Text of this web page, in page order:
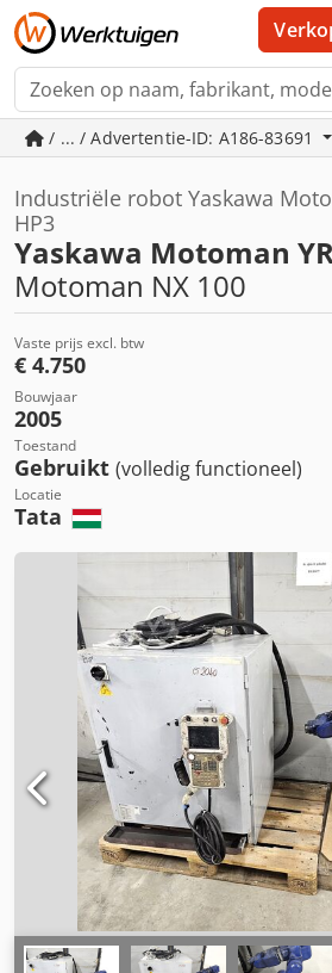
/ ... / Advertentie-ID: A186-83691
Industriële robot Yaskawa
HP3
Yaskawa Motoman
Motoman NX 100
Vaste prijs excl. btw
€ 4.750
Bouwjaar
2005
Toestand
Gebruikt (volledig functioneel)
Locatie
Tata